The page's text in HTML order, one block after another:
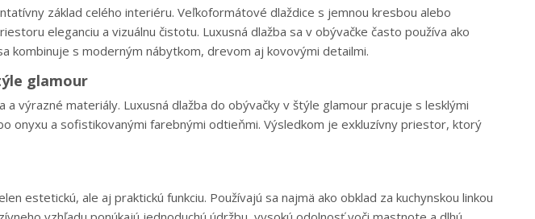
základ celého interiéru. Veľkoformátové dlaždice s jemnou kresbou alebo
eleganciu a vizuálnu čistotu. Luxusná dlažba sa v obývačke často používa ako
kombinuje s moderným nábytkom, drevom aj kovovými detailmi.
glamour
výrazné materiály. Luxusná dlažba do obývačky v štýle glamour pracuje s lesklými
onyxu a sofistikovanými farebnými odtieňmi. Výsledkom je exkluzívny priestor, ktorý
estetickú, ale aj praktickú funkciu. Používajú sa najmä ako obklad za kuchynskou linkou